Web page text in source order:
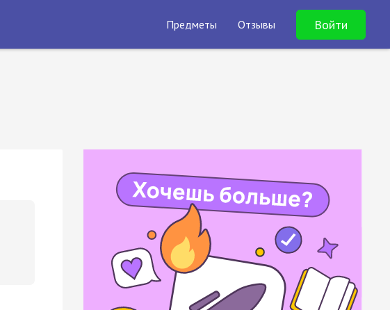
Предметы Отзывы Войти